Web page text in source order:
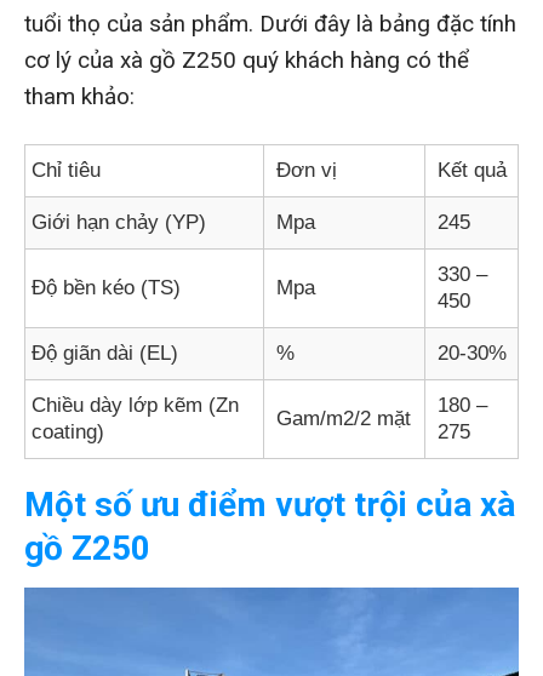
tuổi thọ của sản phẩm. Dưới đây là bảng đặc tính
cơ lý của xà gồ Z250 quý khách hàng có thể
tham khảo:
Chỉ tiêu Đơn vị Kết quả
Giới hạn chảy (YP) Mpa 245
Độ bền kéo (TS) Mpa
330 –
450
Độ giãn dài (EL) % 20-30%
Chiều dày lớp kẽm (Zn
coating)
Gam/m2/2 mặt
180 –
275
Một số ưu điểm vượt trội của xà
gồ Z250